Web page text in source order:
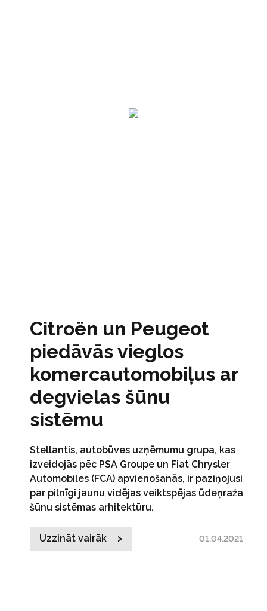
Citroën un Peugeot
piedāvās vieglos
komercautomobiļus ar
degvielas šūnu
sistēmu
Stellantis, autobūves uzņēmumu grupa, kas
izveidojās pēc PSA Groupe un Fiat Chrysler
Automobiles (FCA) apvienošanās, ir paziņojusi
par pilnīgi jaunu vidējas veiktspējas ūdeņraža
šūnu sistēmas arhitektūru.
Uzzināt vairāk > 01.04.2021